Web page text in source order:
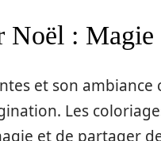
Noël : Magie
et son
Les
et de partager